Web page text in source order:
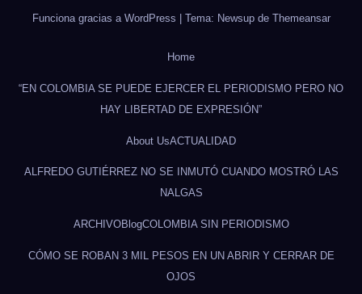
Funciona gracias a WordPress | Tema: Newsup de Themeansar
Home
“EN COLOMBIA SE PUEDE EJERCER EL PERIODISMO PERO NO
HAY LIBERTAD DE EXPRESIÓN”
About UsACTUALIDAD
ALFREDO GUTIÉRREZ NO SE INMUTÓ CUANDO MOSTRÓ LAS
NALGAS
ARCHIVOBlogCOLOMBIA SIN PERIODISMO
CÓMO SE ROBAN 3 MIL PESOS EN UN ABRIR Y CERRAR DE
OJOS